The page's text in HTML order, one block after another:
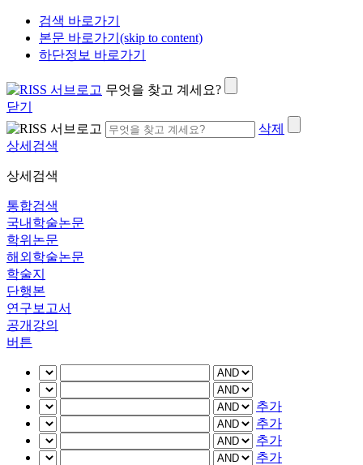
검색 바로가기
본문 바로가기(skip to content)
하단정보 바로가기
무엇을 찾고 계세요?
닫기
삭제
상세검색
상세검색
통합검색
국내학술논문
학위논문
해외학술논문
학술지
단행본
연구보고서
공개강의
버튼
추가
추가
추가
추가